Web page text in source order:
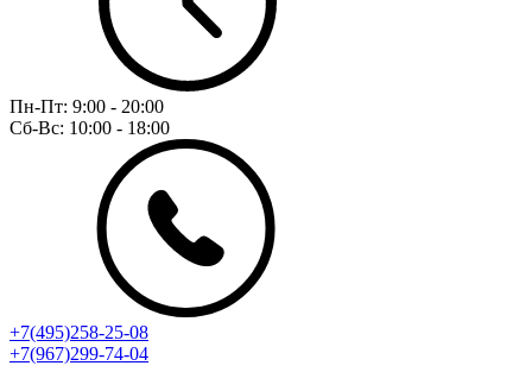
Пн-Пт: 9:00 - 20:00
Сб-Вс: 10:00 - 18:00
+7(495)258-25-08
+7(967)299-74-04